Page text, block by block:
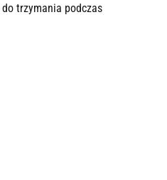
trzymania podczas